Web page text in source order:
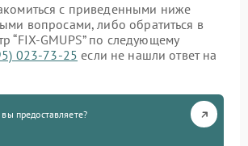
с приведенными ниже
вопросами, либо обратиться в
“FIX-GMUPS” по следующему
023-73-25 если не нашли ответ на
предоставляете?